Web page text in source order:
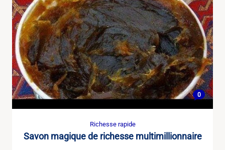
0
Richesse rapide
Savon magique de richesse multimillionnaire